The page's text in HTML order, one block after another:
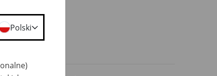
Polski